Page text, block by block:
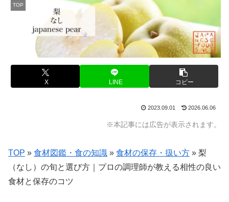
TOP
X LINE コピー
2023.09.01 2026.06.06
※本記事には広告が表示されます。
TOP » 食材図鑑・食の知識 » 食材の保存・扱い方 » 梨
（なし）の旬と選び方｜プロの調理師が教える相性の良い
食材と保存のコツ